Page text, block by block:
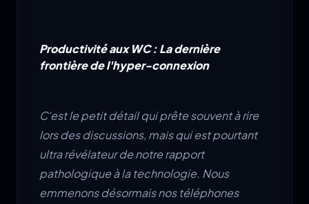
Productivité aux WC : La dernière
frontière de l'hyper-connexion
C'est le petit détail qui prête souvent à rire
lors des discussions, mais qui est pourtant
ultra révélateur de notre rapport
pathologique à la technologie. Nous
emmenons désormais nos téléphones